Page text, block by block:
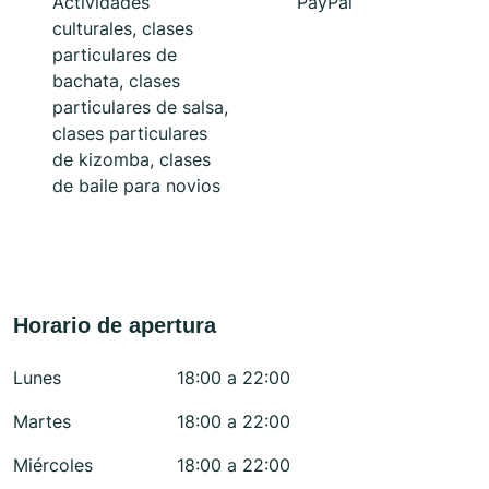
culturales, clases
particulares de
bachata, clases
particulares de salsa,
clases particulares
de kizomba, clases
de baile para novios
Horario de apertura
Lunes
18:00 a 22:00
Martes
18:00 a 22:00
Miércoles
18:00 a 22:00